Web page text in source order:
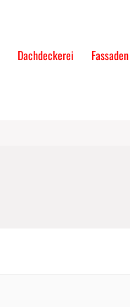
Dachdeckerei Fassaden